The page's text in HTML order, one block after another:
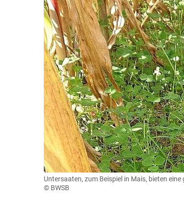
Untersaaten, zum Beispiel in Mais, bieten
© BWSB